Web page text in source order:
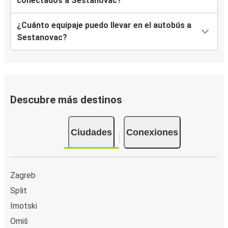
¿Cuánto equipaje puedo llevar en el autobús a
Sestanovac?
Descubre más destinos
Ciudades Conexiones
Zagreb
Split
Imotski
Omiš